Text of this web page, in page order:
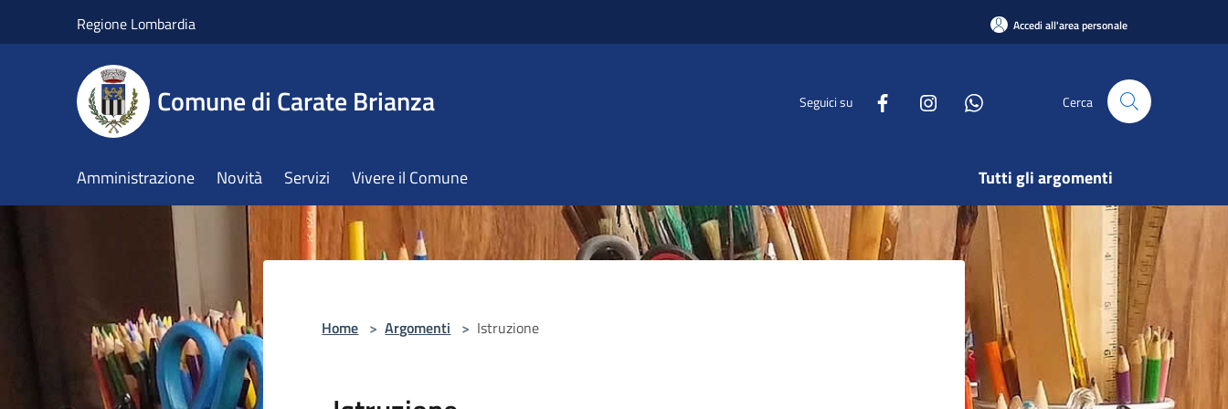
Regione Lombardia Accedi all'area personale
Comune di Carate Brianza Seguici su Cerca
Amministrazione Novità Servizi Vivere il Comune Tutti gli argomenti
Home > Argomenti > Istruzione